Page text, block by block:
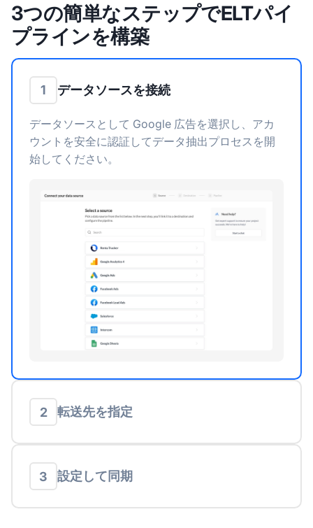
3つの簡単なステップでELTパイ
プラインを構築
1 データソースを接続
データソースとして Google 広告を選択し、アカ
ウントを安全に認証してデータ抽出プロセスを開
始してください。
2 転送先を指定
3 設定して同期